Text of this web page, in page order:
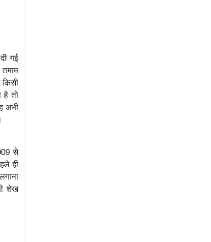
गई
है तो
अभी
से
ही
शेख